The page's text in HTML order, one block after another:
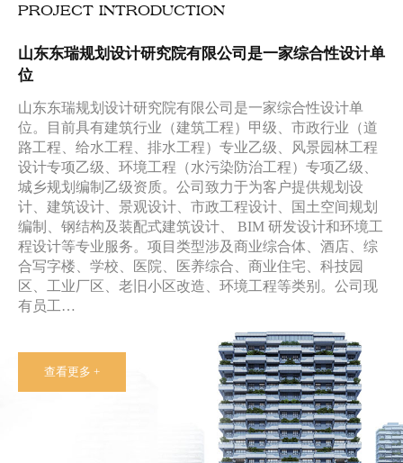
PROJECT INTRODUCTION
山东东瑞规划设计研究院有限公司是一家综合性设计单
位
山东东瑞规划设计研究院有限公司是一家综合性设计单
位。目前具有建筑行业（建筑工程）甲级、市政行业（道
路工程、给水工程、排水工程）专业乙级、风景园林工程
设计专项乙级、环境工程（水污染防治工程）专项乙级、
城乡规划编制乙级资质。公司致力于为客户提供规划设
计、建筑设计、景观设计、市政工程设计、国土空间规划
编制、钢结构及装配式建筑设计、 BIM 研发设计和环境工
程设计等专业服务。项目类型涉及商业综合体、酒店、综
合写字楼、学校、医院、医养综合、商业住宅、科技园
区、工业厂区、老旧小区改造、环境工程等类别。公司现
有员工…
查看更多 +